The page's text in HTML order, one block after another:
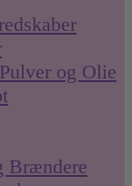
og Olie
Brændere